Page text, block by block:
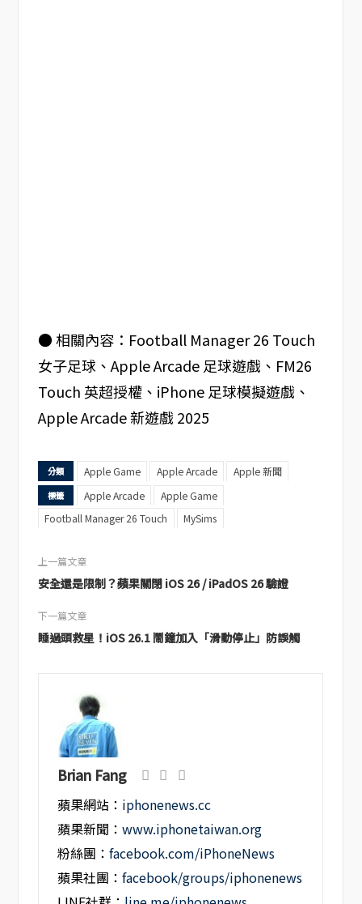
● 相關內容：Football Manager 26 Touch
女子足球、Apple Arcade 足球遊戲、FM26
Touch 英超授權、iPhone 足球模擬遊戲、
Apple Arcade 新遊戲 2025
分類 Apple Game Apple Arcade Apple 新聞
標籤 Apple Arcade
Apple Game
Football Manager 26 Touch
MySims
上一篇文章
安全還是限制？蘋果關閉 iOS 26 / iPadOS 26 驗證
下一篇文章
睡過頭救星！iOS 26.1 鬧鐘加入「滑動停止」防誤觸
Brian Fang
蘋果網站： iphonenews.cc
蘋果新聞：www.iphonetaiwan.org
粉絲團：facebook.com/iPhoneNews
蘋果社團：facebook/groups/iphonenews